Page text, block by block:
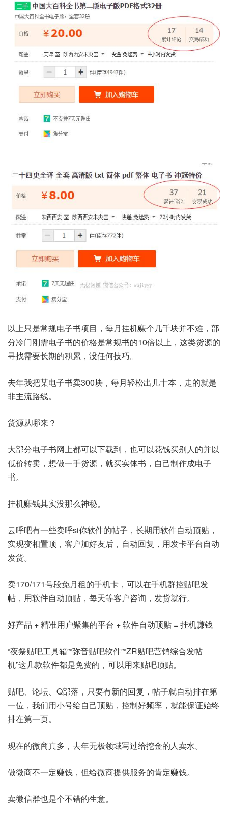
以上只是常规电子书项目，每月挂机赚个几千块并不难，部
分冷门刚需电子书的价格是常规书的10倍以上，这类货源的
寻找需要长期的积累，没任何技巧。
去年我把某电子书卖300块，每月轻松出几十本，走的就是
非主流路线。
货源从哪来？
大部分电子书网上都可以下载到，也可以花钱买别人的并以
低价转卖，想做一手货源，就买实体书，自己制作成电子
书。
挂机赚钱其实没那么神秘。
云呼吧有一些卖呼si你软件的帖子，长期用软件自动顶贴，
实现变相置顶，客户加好友后，自动回复，用发卡平台自动
发货。
卖170/171号段免月租的手机卡，可以在手机群控贴吧发
帖，用软件自动顶贴，每天等客户咨询，发货就行。
好产品 + 精准用户聚集的平台 + 软件自动顶贴 = 挂机赚钱
“夜祭贴吧工具箱”“弥音贴吧软件”“ZR贴吧营销综合发帖
机”这几款软件都是免费的，可以用来贴吧顶贴。
贴吧、论坛、Q部落，只要有新的回复，帖子就自动排在第
一位，我们用小号给自己顶贴，控制好频率，就能保证始终
排在第一页。
现在的微商真多，去年无极领域写过给挖金的人卖水。
做微商不一定赚钱，但给微商提供服务的肯定赚钱。
卖微信群也是个不错的生意。